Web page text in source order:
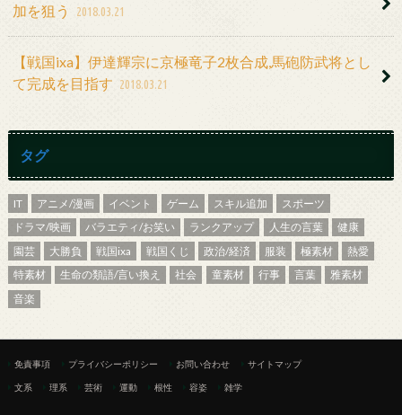
加を狙う
2018.03.21
【戦国ixa】伊達輝宗に京極竜子2枚合成,馬砲防武将とし
て完成を目指す 2018.03.21
タグ
IT アニメ/漫画 イベント ゲーム スキル追加
スポーツ
ドラマ/映画
バラエティ/お笑い ランクアップ 人生の言葉
健康
園芸
大勝負 戦国ixa 戦国くじ 政治/経済 服装 極素材
熱愛
特素材
生命の類語/言い換え 社会 童素材 行事 言葉
雅素材
音楽
免責事項 プライバシーポリシー お問い合わせ サイトマップ
文系 理系 芸術 運動 根性 容姿 雑学